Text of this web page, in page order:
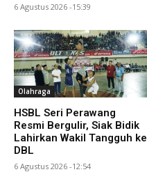
6 Agustus 2026 -15:39
Olahraga
HSBL Seri Perawang
Resmi Bergulir, Siak Bidik
Lahirkan Wakil Tangguh ke
DBL
6 Agustus 2026 -12:54